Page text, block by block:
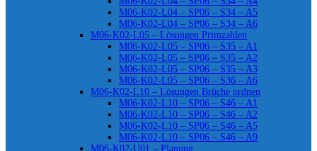
M06-K02-L04 – SP06 – S34 – A5
M06-K02-L04 – SP06 – S34 – A6
M06-K02-L05 – Lösungen Primzahlen
M06-K02-L05 – SP06 – S35 – A1
M06-K02-L05 – SP06 – S35 – A2
M06-K02-L05 – SP06 – S35 – A3
M06-K02-L05 – SP06 – S36 – A6
M06-K02-L10 – Lösungen Brüche ordnen
M06-K02-L10 – SP06 – S46 – A1
M06-K02-L10 – SP06 – S46 – A2
M06-K02-L10 – SP06 – S46 – A5
M06-K02-L10 – SP06 – S46 – A9
M06-K02-U01 – Planung